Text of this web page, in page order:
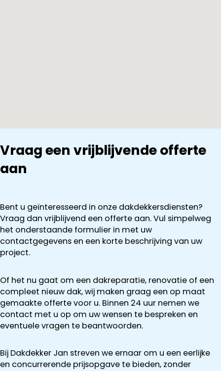
Vraag een vrijblijvende offerte
aan
Bent u geïnteresseerd in onze dakdekkersdiensten?
Vraag dan vrijblijvend een offerte aan. Vul simpelweg
het onderstaande formulier in met uw
contactgegevens en een korte beschrijving van uw
project.
Of het nu gaat om een dakreparatie, renovatie of een
compleet nieuw dak, wij maken graag een op maat
gemaakte offerte voor u. Binnen 24 uur nemen we
contact met u op om uw wensen te bespreken en
eventuele vragen te beantwoorden.
Bij Dakdekker Jan streven we ernaar om u een eerlijke
en concurrerende prijsopgave te bieden, zonder